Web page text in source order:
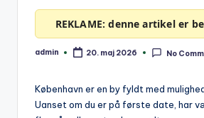
REKLAME: denne artikel er
Posted
admin 20. maj 2026 No
København er en by fyldt med
Uanset om du er på første date, har